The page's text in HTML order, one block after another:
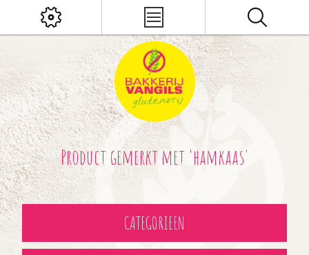
Product gemerkt met 'hamkaas'
CATEGORIEEN